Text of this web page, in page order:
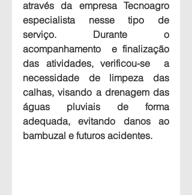
através da empresa Tecnoagro
especialista nesse tipo de
serviço. Durante o
acompanhamento  e finalização
das atividades, verificou-se  a
necessidade de limpeza das
calhas, visando a drenagem das
águas pluviais de forma
adequada, evitando danos ao
bambuzal e futuros acidentes.